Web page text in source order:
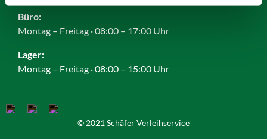
Büro:
Montag – Freitag · 08:00 – 17:00 Uhr
Lager:
Montag – Freitag · 08:00 – 15:00 Uhr
© 2021 Schäfer Verleihservice